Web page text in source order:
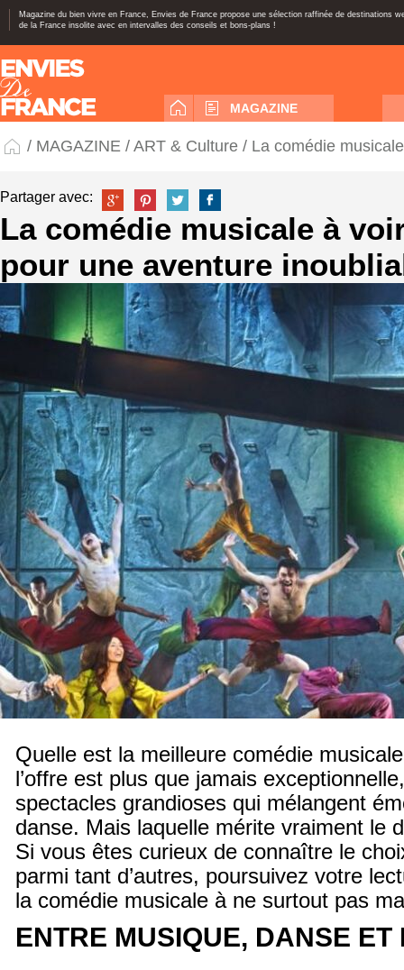
Magazine du bien vivre en France, Envies de France propose une sélection raffinée de destinations
de la France insolite avec en intervalles des conseils et bons-plans !
MAGAZINE
/ MAGAZINE / ART & Culture / La comédie
Partager avec:
La comédie musicale à
pour une aventure
Quelle est la meilleure comédie
l’offre est plus que jamais
spectacles grandioses qui mélangent
danse. Mais laquelle mérite vraiment le
Si vous êtes curieux de connaître le
parmi tant d’autres, poursuivez votre
la comédie musicale à ne surtout pas
ENTRE MUSIQUE, DANSE ET